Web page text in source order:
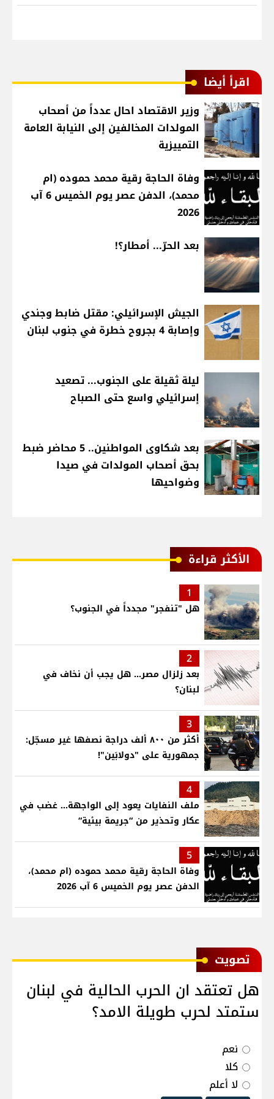
اقرأ أيضا
وزير الاقتصاد احال عدداً من أصحاب
المولدات المخالفين إلى النيابة العامة
التمييزية
وفاة الحاجة رقية محمد حموده (ام
محمد)، الدفن عصر يوم الخميس 6 آب
2026
بعد الحرّ... أمطار؟!
الجيش الإسرائيلي: مقتل ضابط وجندي
وإصابة 4 بجروح خطرة في جنوب لبنان
ليلة ثقيلة على الجنوب... تصعيد
إسرائيلي واسع حتى الصباح
بعد شكاوى المواطنين.. 5 محاضر ضبط
بحق أصحاب المولدات في صيدا
وضواحيها
الأكثر قراءة
1
هل "تنفجر" مجدداً في الجنوب؟
2
بعد زلزال مصر... هل يجب أن نخاف في
لبنان؟
3
أكثر من ٨٠٠ ألف دراجة نصفها غير مسجّل:
جمهورية على "دولابَين"!
4
ملف النفايات يعود إلى الواجهة… غضب في
عكار وتحذير من “جريمة بيئية“
5
وفاة الحاجة رقية محمد حموده (ام محمد)،
الدفن عصر يوم الخميس 6 آب 2026
ﺗﺼﻮﻳﺖ
هل تعتقد ان الحرب الحالية في لبنان
ستمتد لحرب طويلة الامد؟
نعم
كلا
لا أعلم